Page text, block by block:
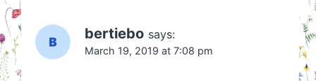
bertiebo says:
March 19, 2019 at 7:08 pm